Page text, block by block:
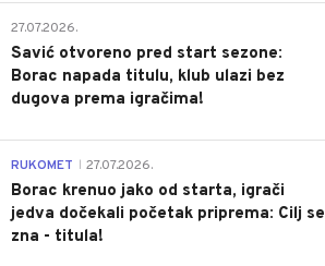
27.07.2026.
Savić otvoreno pred start sezone:
Borac napada titulu, klub ulazi bez
dugova prema igračima!
RUKOMET 27.07.2026.
Borac krenuo jako od starta, igrači
jedva dočekali početak priprema: Cilj se
zna - titula!